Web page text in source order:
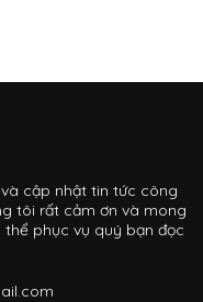
cập nhật tin tức công
tôi rất cảm ơn và mong
thể phục vụ quý bạn đọc